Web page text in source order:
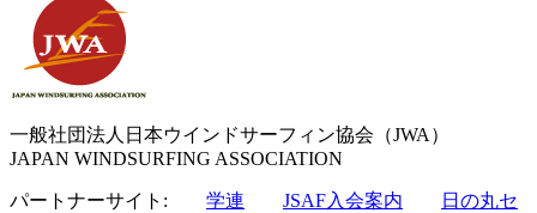
一般社団法人日本ウインドサーフィン協会（JWA）
JAPAN WINDSURFING ASSOCIATION
パートナーサイト: 学連 JSAF入会案内
日の丸セ